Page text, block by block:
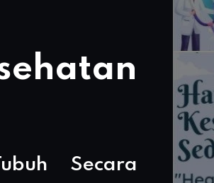
Secara